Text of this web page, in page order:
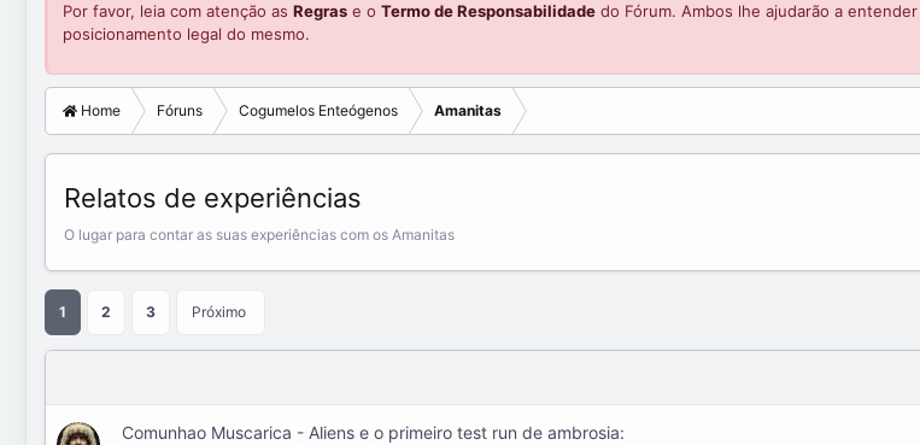
Por favor, leia com atenção as Regras e o Termo de Responsabilidade do Fórum. Ambos lhe ajudarão a
posicionamento legal do mesmo.
Home Fóruns Cogumelos Enteógenos Amanitas
Relatos de experiências
O lugar para contar as suas experiências com os Amanitas
1 2 3 Próximo
Comunhao Muscarica - Aliens e o primeiro test run de ambrosia: